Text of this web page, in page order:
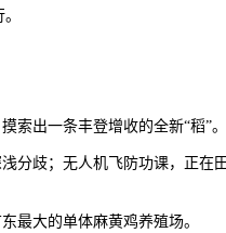
出一条丰登增收的全新“稻”。
歧；无人机飞防功课，正在
最大的单体麻黄鸡养殖场。